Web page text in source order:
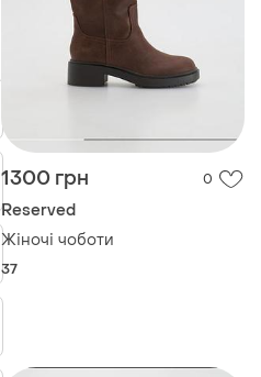
1300 грн 0
Reserved
Жіночі чоботи
37